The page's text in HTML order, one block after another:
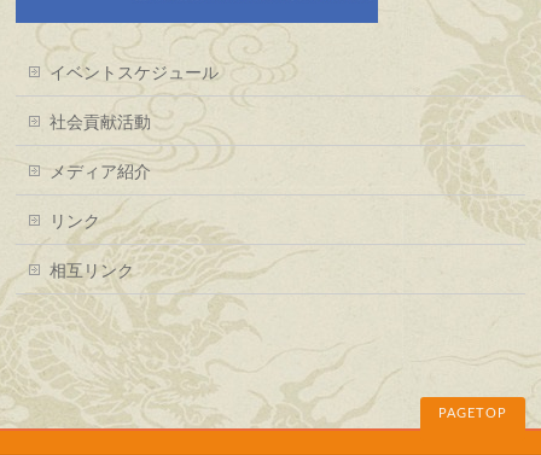
イベントスケジュール
社会貢献活動
メディア紹介
リンク
相互リンク
PAGETOP